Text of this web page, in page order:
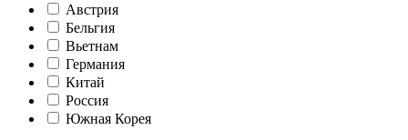
Австрия
Бельгия
Вьетнам
Германия
Китай
Россия
Южная Корея